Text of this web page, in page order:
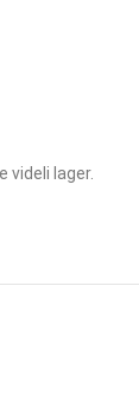
videli lager.